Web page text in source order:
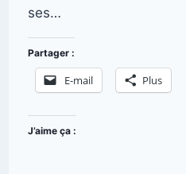
ses…
Partager :
E-mail Plus
J’aime ça :